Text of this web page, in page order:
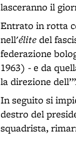
lasceranno il
Entrato in rotta
nell'élite del
federazione
1963) - e da
la direzione
In seguito si
destro del
squadrista,